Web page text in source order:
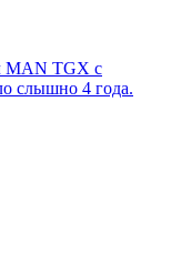
MAN TGX с
слышно 4 года.